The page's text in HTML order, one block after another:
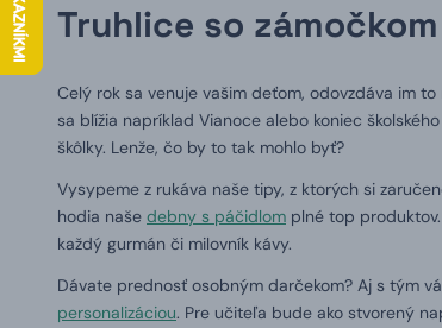
Truhlice so
Celý rok sa venuje vašim deťom, odovzdáva im
sa blížia napríklad Vianoce alebo koniec
škôlky. Lenže, čo by to tak mohlo byť?
Vysypeme z rukáva naše tipy, z ktorých si
hodia naše debny s páčidlom plné top
každý gurmán či milovník kávy.
Dávate prednosť osobným darčekom? Aj s tým
personalizáciou. Pre učiteľa bude ako stvorený